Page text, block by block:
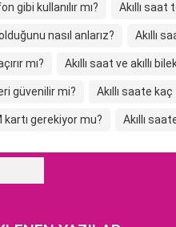
gibi kullanılır mı? Akıllı saat
nasıl anlarız? Akıllı
mı? Akıllı saat ve akıllı
güvenilir mi? Akıllı saate
kartı gerekiyor mu? Akıllı